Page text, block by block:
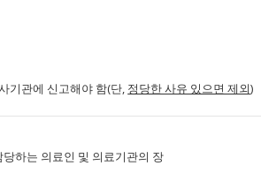
기관에 신고해야 함(단, 정당한 사유 있으면 제외)
하는 의료인 및 의료기관의 장